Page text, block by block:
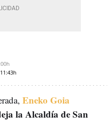
11:43h
Eneko Goia
la Alcaldía de San